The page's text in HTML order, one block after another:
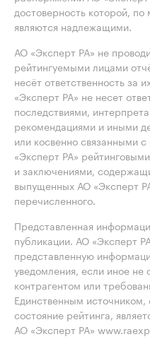
достоверность которой,
являются надлежащими.
АО «Эксперт РА» не
рейтингуемыми лицами
несёт ответственность за
«Эксперт РА» не несет
последствиями,
рекомендациями и иными
или косвенно связанными
«Эксперт РА»
и заключениями,
выпущенных АО «Эксперт
перечисленного.
Представленная
публикации. АО «Эксперт
представленную
уведомления, если иное не
контрагентом или
Единственным
состояние рейтинга,
АО «Эксперт РА»